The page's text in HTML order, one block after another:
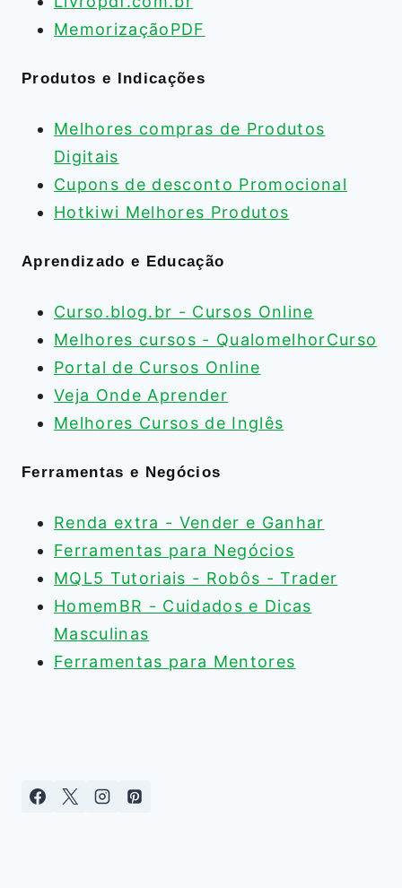
MemorizaçãoPDF
Produtos e Indicações
Melhores compras de Produtos
Digitais
Cupons de desconto Promocional
Hotkiwi Melhores Produtos
Aprendizado e Educação
Curso.blog.br - Cursos Online
Melhores cursos - QualomelhorCurso
Portal de Cursos Online
Veja Onde Aprender
Melhores Cursos de Inglês
Ferramentas e Negócios
Renda extra - Vender e Ganhar
Ferramentas para Negócios
MQL5 Tutoriais - Robôs - Trader
HomemBR - Cuidados e Dicas
Masculinas
Ferramentas para Mentores